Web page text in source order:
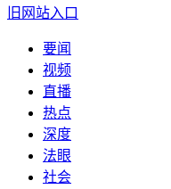
旧网站入口
要闻
视频
直播
热点
深度
法眼
社会